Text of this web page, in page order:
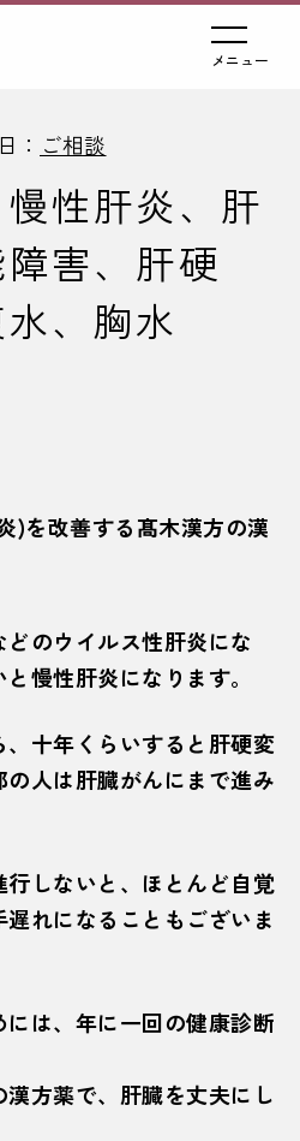
メニュー
： ご相談
性肝炎、肝
害、肝硬
、胸水
)を改善する髙木漢方の漢
のウイルス性肝炎にな
慢性肝炎になります。
十年くらいすると肝硬変
人は肝臓がんにまで進み
しないと、ほとんど自覚
れになることもございま
は、年に一回の健康診断
方薬で、肝臓を丈夫にし